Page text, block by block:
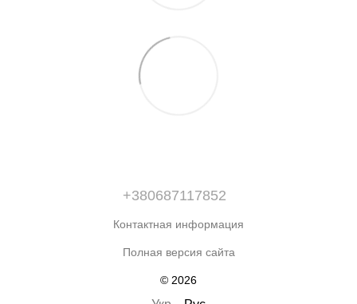
+380687117852
Контактная информация
Полная версия сайта
© 2026